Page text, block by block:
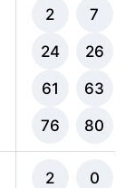
2 7
24 26
61 63
76 80
2 0